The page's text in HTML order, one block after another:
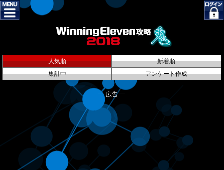
人気順
新着順
集計中
アンケート作成
━ 広告 ━